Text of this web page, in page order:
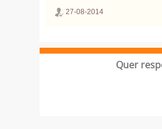
27-08-2014
Quer